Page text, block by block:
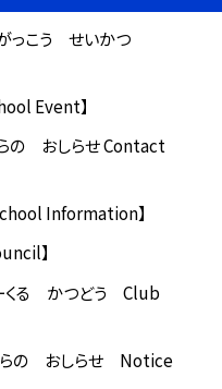
っこう せいかつ
Event】
らの おしらせ Contact
Information】
】
ーくる かつどう Club
らの おしらせ Notice